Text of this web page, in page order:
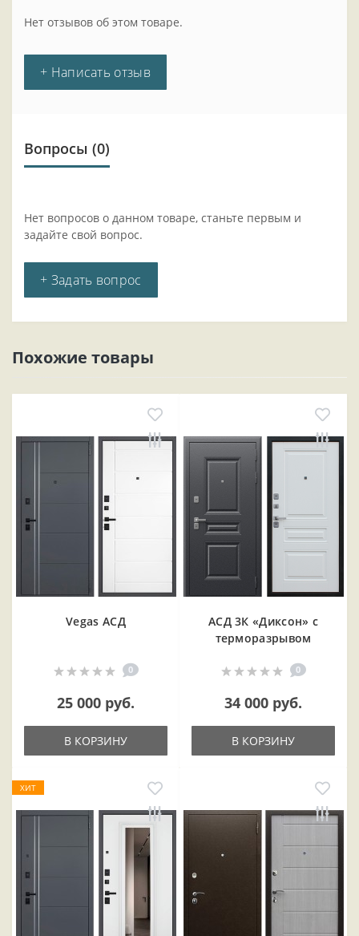
Нет отзывов об этом товаре.
+ Написать отзыв
Вопросы (0)
Нет вопросов о данном товаре, станьте первым и
задайте свой вопрос.
+ Задать вопрос
Похожие товары
Vegas АСД
0
25 000 руб.
В КОРЗИНУ
АСД 3К «Диксон» с
терморазрывом
0
34 000 руб.
В КОРЗИНУ
ХИТ